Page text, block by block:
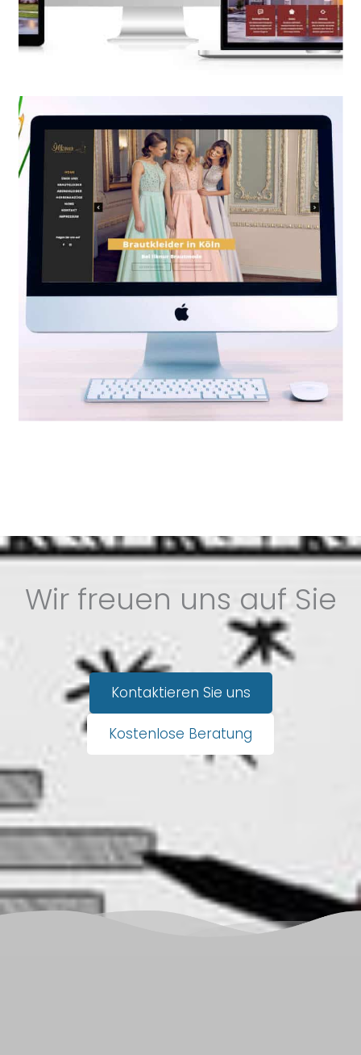
Wir freuen uns auf Sie
Kontaktieren Sie uns
Kostenlose Beratung